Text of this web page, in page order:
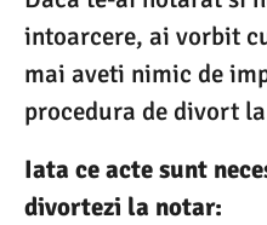
intoarcere, ai vorbit
mai aveti nimic de
procedura de divort
Iata ce acte sunt
divortezi la notar: